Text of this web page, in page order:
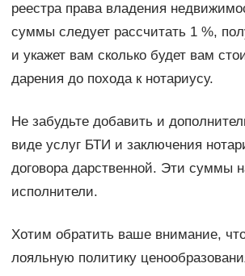
реестра права владения
суммы следует рассчитать 1 %,
и укажет вам сколько будет вам
дарения до похода к нотариусу.
Не забудьте добавить и
виде услуг БТИ и заключения
договора дарственной. Эти суммы
исполнители.
Хотим обратить ваше внимание,
лояльную политику